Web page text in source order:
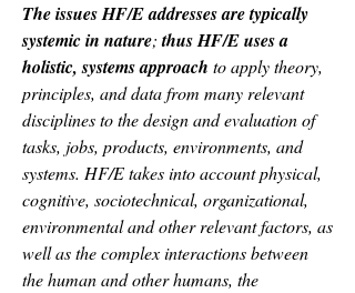
The issues HF/E addresses are typically
systemic in nature; thus HF/E uses a
holistic, systems approach to apply theory,
principles, and data from many relevant
disciplines to the design and evaluation of
tasks, jobs, products, environments, and
systems. HF/E takes into account physical,
cognitive, sociotechnical, organizational,
environmental and other relevant factors, as
well as the complex interactions between
the human and other humans, the